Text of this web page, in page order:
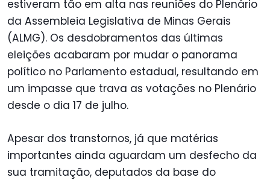
estiveram tão em alta nas reuniões do Plenário
da Assembleia Legislativa de Minas Gerais
(ALMG). Os desdobramentos das últimas
eleições acabaram por mudar o panorama
político no Parlamento estadual, resultando em
um impasse que trava as votações no Plenário
desde o dia 17 de julho.
Apesar dos transtornos, já que matérias
importantes ainda aguardam um desfecho da
sua tramitação, deputados da base do